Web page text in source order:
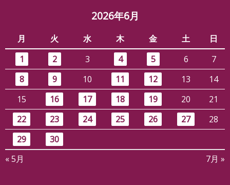
2026年6月
月 火 水 木 金 土
日
1
2 3 4 5 6
7
8
9 10 11 12 13
14
15
16 17 18 19 20
21
22
23 24 25 26 27
28
29
30
« 5月
7月 »